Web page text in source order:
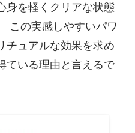
身を軽くクリアな状態
この実感しやすいパワ
チュアルな効果を求め
ている理由と言えるで